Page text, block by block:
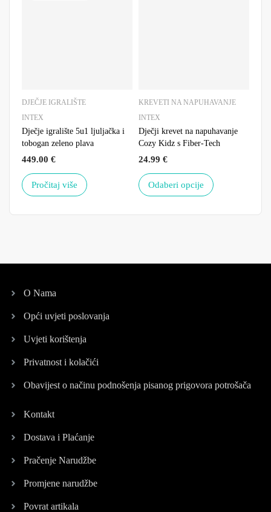
DJEČJE IGRALIŠTE
INTEX
Dječje igralište 5u1 ljuljačka i
tobogan zeleno plava
449.00 €
Pročitaj više
KREVETI NA NAPUHAVANJE
INTEX
Dječji krevet na napuhavanje
Cozy Kidz s Fiber-Tech
24.99 €
Odaberi opcije
O Nama
Opći uvjeti poslovanja
Uvjeti korištenja
Privatnost i kolačići
Obavijest o načinu podnošenja pisanog prigovora potrošača
Kontakt
Dostava i Plaćanje
Pračenje Narudžbe
Promjene narudžbe
Povrat artikala